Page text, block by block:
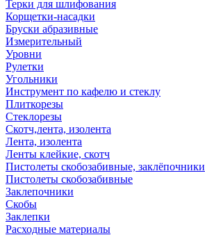
Терки для шлифования
Корщетки-насадки
Бруски абразивные
Измерительный
Уровни
Рулетки
Угольники
Инструмент по кафелю и стеклу
Плиткорезы
Стеклорезы
Скотч,лента, изолента
Лента, изолента
Ленты клейкие, скотч
Пистолеты скобозабивные, заклёпочники
Пистолеты скобозабивные
Заклепочники
Скобы
Заклепки
Расходные материалы